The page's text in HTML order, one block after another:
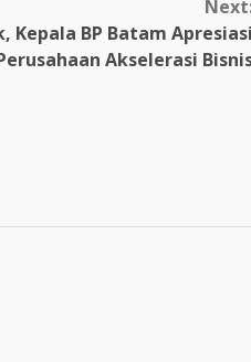
Kepala BP Batam
Akselerasi